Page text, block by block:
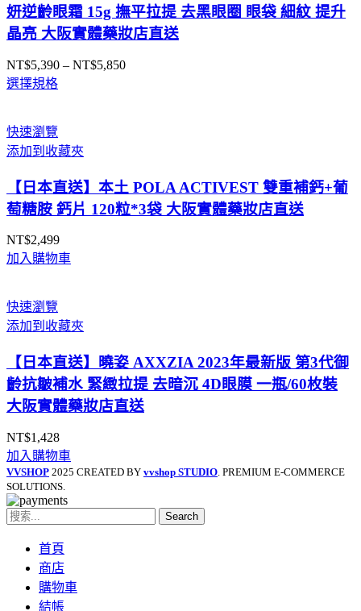
妍逆齡眼霜 15g 撫平拉提 去黑眼圈 眼袋 細紋 提升
晶亮 大阪實體藥妝店直送
NT$5,390 – NT$5,850價
選擇規格
快速瀏覽
添加到收藏夾
【日本直送】本土 POLA ACTIVEST 雙重補鈣+葡
萄糖胺 鈣片 120粒*3袋 大阪實體藥妝店直送
NT$2,499
加入購物車
快速瀏覽
添加到收藏夾
【日本直送】曉姿 AXXZIA 2023年最新版 第3代御
齡抗皺補水 緊緻拉提 去暗沉 4D眼膜 一瓶/60枚裝
大阪實體藥妝店直送
NT$1,428
加入購物車
VVSHOP 2025 CREATED BY vvshop STUDIO . PREMIUM E-COMMERCE
SOLUTIONS.
Search
首頁
商店
購物車
結帳